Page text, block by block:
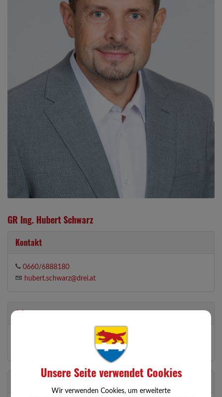
GR Ing. Hubert Schwarz
Kontakt
0660/6888180
hubert.schwarz@drei.at
Adresse
Unsere Seite verwendet Cookies
Wir verwenden Cookies, um erweiterte